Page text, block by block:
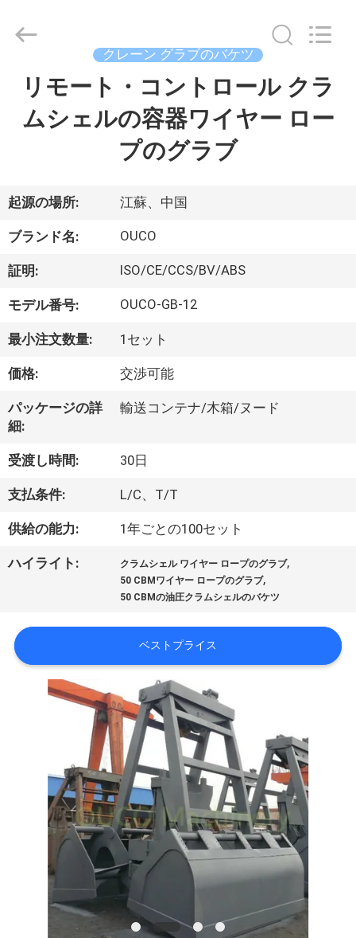
へ
品
ビ
デ
オ
VR
シ
ョ
ー
わ
た
た
ち
2020
INTERNATIONAL
GROUP
クレーン グラブのバケツ
リモート・コントロール クラ
ムシェルの容器ワイヤー ロー
プのグラブ
起源の場所: 江蘇、中国
ブランド名: OUCO
証明: ISO/CE/CCS/BV/ABS
モデル番号: OUCO-GB-12
最小注文数量: 1セット
価格: 交渉可能
パッケージの詳
細:
輸送コンテナ/木箱/ヌード
受渡し時間: 30日
支払条件: L/C、T/T
供給の能力: 1年ごとの100セット
ハイライト: クラムシェル ワイヤー ロープのグラブ,
50 CBMワイヤー ロープのグラブ,
50 CBMの油圧クラムシェルのバケツ
ベストプライス